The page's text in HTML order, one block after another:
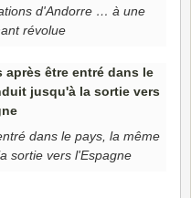
d'Andorre … à une
révolue
dans le pays, la même
sortie vers l'Espagne